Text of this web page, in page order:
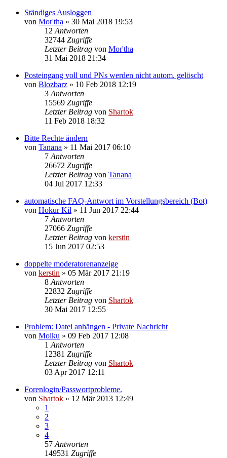
Ständiges Ausloggen
von Mor'tha » 30 Mai 2018 19:53
12 Antworten
32744 Zugriffe
Letzter Beitrag von Mor'tha
31 Mai 2018 21:34
Posteingang voll und PNs werden nicht autom. gelöscht
von Blozbarz » 10 Feb 2018 12:19
3 Antworten
15569 Zugriffe
Letzter Beitrag von Shartok
11 Feb 2018 18:32
Bitte Rechte ändern
von Tanana » 11 Mai 2017 06:10
7 Antworten
26672 Zugriffe
Letzter Beitrag von Tanana
04 Jul 2017 12:33
automatische FAQ-Antwort im Vorstellungsbereich (Bot)
von Hokur Kil » 11 Jun 2017 22:44
7 Antworten
27066 Zugriffe
Letzter Beitrag von kerstin
15 Jun 2017 02:53
doppelte moderatorenanzeige
von kerstin » 05 Mär 2017 21:19
8 Antworten
22832 Zugriffe
Letzter Beitrag von Shartok
30 Mai 2017 12:55
Problem: Datei anhängen - Private Nachricht
von Molku » 09 Feb 2017 12:08
1 Antworten
12381 Zugriffe
Letzter Beitrag von Shartok
03 Apr 2017 12:11
Forenlogin/Passwortprobleme.
von Shartok » 12 Mär 2013 12:49
1
2
3
4
57 Antworten
149531 Zugriffe